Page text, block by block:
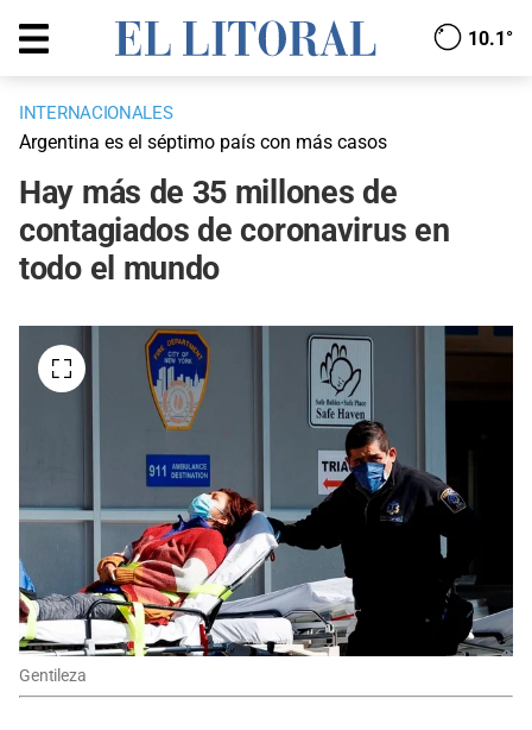
10.1°
INTERNACIONALES
Argentina es el séptimo país con más casos
Hay más de 35 millones de
contagiados de coronavirus en
todo el mundo
Gentileza